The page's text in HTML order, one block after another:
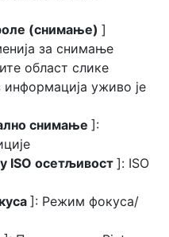
(снимање) ]
за снимање
област слике
уживо је
снимање ]:
ISO осетљивост ]: ISO
]: Режим фокуса/